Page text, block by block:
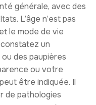
générale, avec des
L’âge n’est pas
le mode de vie
un
des paupières
ou votre
être indiquée. Il
de pathologies